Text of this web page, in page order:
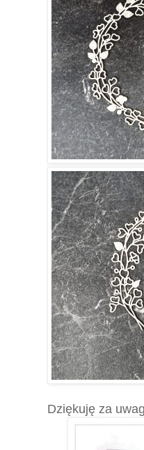
Dziękuję za